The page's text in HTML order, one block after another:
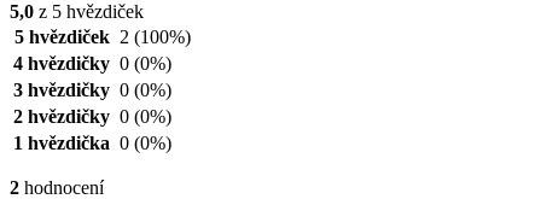
5,0 z 5 hvězdiček
5 hvězdiček 2 (100%)
4 hvězdičky 0 (0%)
3 hvězdičky 0 (0%)
2 hvězdičky 0 (0%)
1 hvězdička 0 (0%)
2 hodnocení